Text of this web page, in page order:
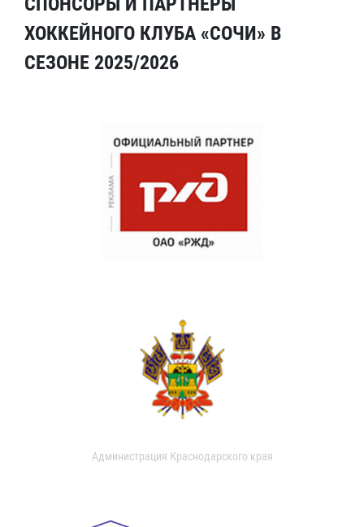
ХОККЕЙНОГО КЛУБА «СОЧИ» В
СЕЗОНЕ 2025/2026
Администрация Краснодарского края